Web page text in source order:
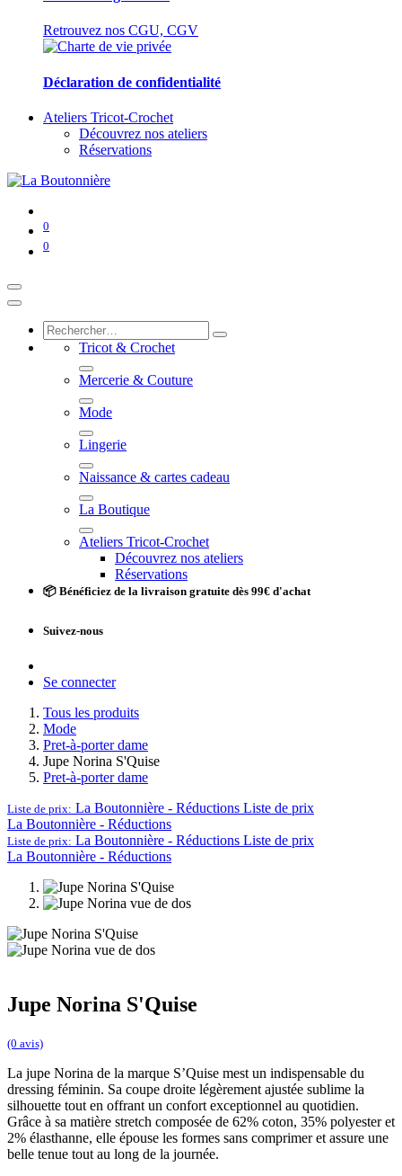
Retrouvez nos CGU, CGV
Déclaration de confidentialité
Ateliers Tricot-Crochet
Découvrez nos ateliers
Réservations
0
0
Tricot & Crochet
Mercerie & Couture
Mode
Lingerie
Naissance & cartes cadeau
La Boutique
Ateliers Tricot-Crochet
Découvrez nos ateliers
Réservations
📦 Bénéficiez de la livraison gratuite dès 99€ d'achat
Suivez-nous
Se connecter
Tous les produits
Mode
Pret-à-porter dame
Jupe Norina S'Quise
Pret-à-porter dame
Liste de prix: La Boutonnière - Réductions Liste de prix
La Boutonnière - Réductions
Liste de prix: La Boutonnière - Réductions Liste de prix
La Boutonnière - Réductions
Jupe Norina S'Quise
(0 avis)
La jupe Norina de la marque S’Quise mest un indispensable du
dressing féminin. Sa coupe droite légèrement ajustée sublime la
silhouette tout en offrant un confort exceptionnel au quotidien.
Grâce à sa matière stretch composée de 62% coton, 35% polyester et
2% élasthanne, elle épouse les formes sans comprimer et assure une
belle tenue tout au long de la journée.